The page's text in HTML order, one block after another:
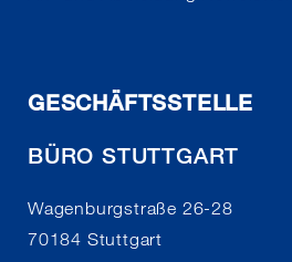
GESCHÄFTSSTELLE
BÜRO STUTTGART
Wagenburgstraße 26-28
70184 Stuttgart